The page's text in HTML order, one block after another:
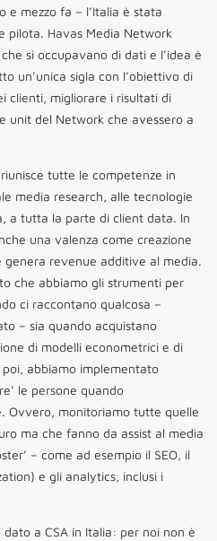
e mezzo fa – l’Italia è stata
pilota. Havas Media Network
si occupavano di dati e l’idea è
un’unica sigla con l’obiettivo di
clienti, migliorare i risultati di
unit del Network che avessero a
tutte le competenze in
media research, alle tecnologie
a tutta la parte di client data. In
una valenza come creazione
revenue additive al media.
che abbiamo gli strumenti per
ci raccontano qualcosa –
– sia quando acquistano
di modelli econometrici e di
abbiamo implementato
le persone quando
Ovvero, monitoriamo tutte quelle
ma che fanno da assist al media
– come ad esempio il SEO, il
e gli analytics, inclusi i
a CSA in Italia: per noi non è